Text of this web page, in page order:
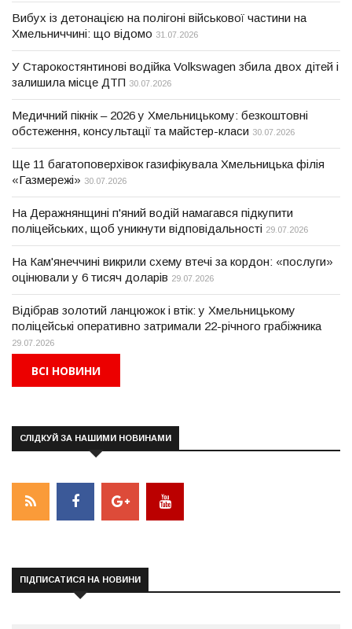
Вибух із детонацією на полігоні військової частини на
Хмельниччині: що відомо 31.07.2026
У Старокостянтинові водійка Volkswagen збила двох дітей і
залишила місце ДТП 30.07.2026
Медичний пікнік – 2026 у Хмельницькому: безкоштовні
обстеження, консультації та майстер-класи 30.07.2026
Ще 11 багатоповерхівок газифікувала Хмельницька філія
«Газмережі» 30.07.2026
На Деражнянщині п'яний водій намагався підкупити
поліцейських, щоб уникнути відповідальності 29.07.2026
На Кам'янеччині викрили схему втечі за кордон: «послуги»
оцінювали у 6 тисяч доларів 29.07.2026
Відібрав золотий ланцюжок і втік: у Хмельницькому
поліцейські оперативно затримали 22-річного грабіжника
29.07.2026
ВСІ НОВИНИ
СЛІДКУЙ ЗА НАШИМИ НОВИНАМИ
ПІДПИСАТИСЯ НА НОВИНИ